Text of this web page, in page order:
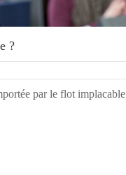
?
par le flot implacable